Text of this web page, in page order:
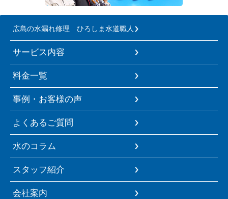
広島の水漏れ修理 ひろしま水道職人
サービス内容
料金一覧
事例・お客様の声
よくあるご質問
水のコラム
スタッフ紹介
会社案内